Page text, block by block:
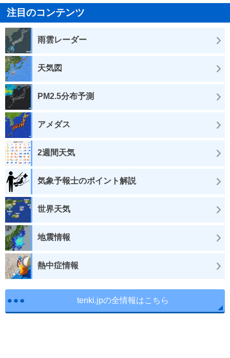
注目のコンテンツ
雨雲レーダー
天気図
PM2.5分布予測
アメダス
2週間天気
気象予報士のポイント解説
世界天気
地震情報
熱中症情報
tenki.jpの全情報はこちら